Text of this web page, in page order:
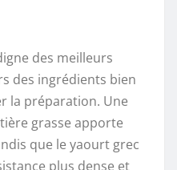
des meilleurs
des ingrédients bien
la préparation. Une
grasse apporte
que le yaourt grec
plus dense et